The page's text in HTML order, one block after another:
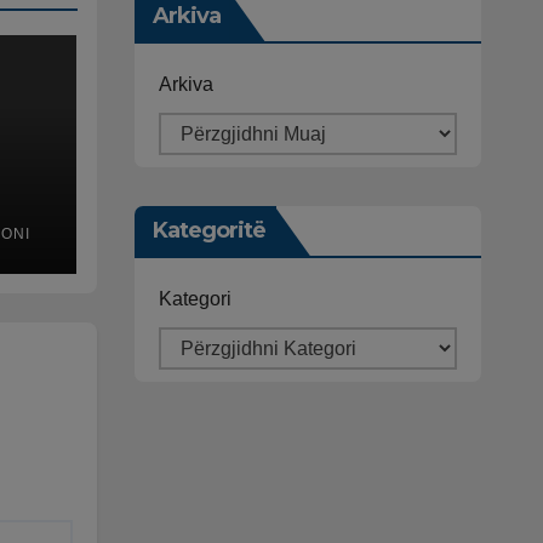
Arkiva
Arkiva
Kategoritë
Kategori